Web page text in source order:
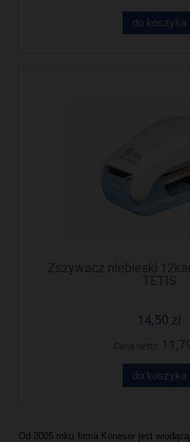
do koszyka
Zszywacz niebieski
TETIS
14,50 zł
do koszyka
Od 2005 roku firma Koneser jest